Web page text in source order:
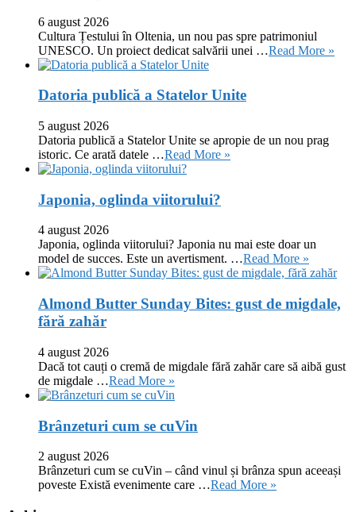
6 august 2026
Cultura Țestului în Oltenia, un nou pas spre patrimoniul
UNESCO. Un proiect dedicat salvării unei …Read More »
Datoria publică a Statelor Unite
5 august 2026
Datoria publică a Statelor Unite se apropie de un nou prag
istoric. Ce arată datele …Read More »
Japonia, oglinda viitorului?
4 august 2026
Japonia, oglinda viitorului? Japonia nu mai este doar un
model de succes. Este un avertisment. …Read More »
Almond Butter Sunday Bites: gust de migdale,
fără zahăr
4 august 2026
Dacă tot cauți o cremă de migdale fără zahăr care să aibă gust
de migdale …Read More »
Brânzeturi cum se cuVin
2 august 2026
Brânzeturi cum se cuVin – când vinul și brânza spun aceeași
poveste Există evenimente care …Read More »